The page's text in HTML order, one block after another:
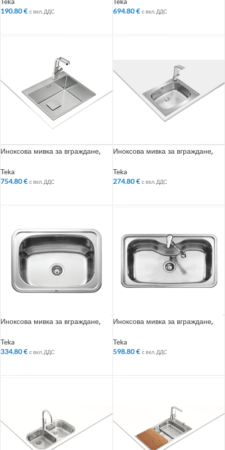
190.80€ с вкл. ДДС
694.80€ с вкл. ДДС
Иноксова мивка за вграждане,
60 см
Teka
754.80€ с вкл. ДДС
Иноксова мивка за вграждане,
60 см
Teka
274.80€ с вкл. ДДС
Иноксова мивка за вграждане,
65 см
Teka
334.80€ с вкл. ДДС
Иноксова мивка за вграждане,
80 см
Teka
598.80€ с вкл. ДДС